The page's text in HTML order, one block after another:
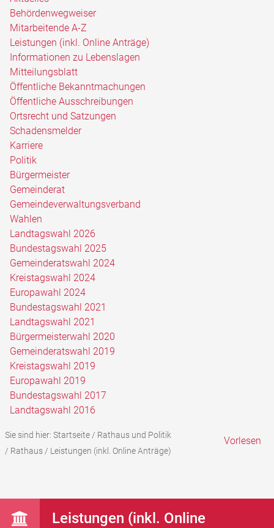
Behördenwegweiser
Mitarbeitende A-Z
Leistungen (inkl. Online Anträge)
Informationen zu Lebenslagen
Mitteilungsblatt
Öffentliche Bekanntmachungen
Öffentliche Ausschreibungen
Ortsrecht und Satzungen
Schadensmelder
Karriere
Politik
Bürgermeister
Gemeinderat
Gemeindeverwaltungsverband
Wahlen
Landtagswahl 2026
Bundestagswahl 2025
Gemeinderatswahl 2024
Kreistagswahl 2024
Europawahl 2024
Bundestagswahl 2021
Landtagswahl 2021
Bürgermeisterwahl 2020
Gemeinderatswahl 2019
Kreistagswahl 2019
Europawahl 2019
Bundestagswahl 2017
Landtagswahl 2016
Sie sind hier: Startseite/ Rathaus und Politik
/ Rathaus/ Leistungen (inkl. Online Anträge)
Vorlesen
Leistungen (inkl. Online